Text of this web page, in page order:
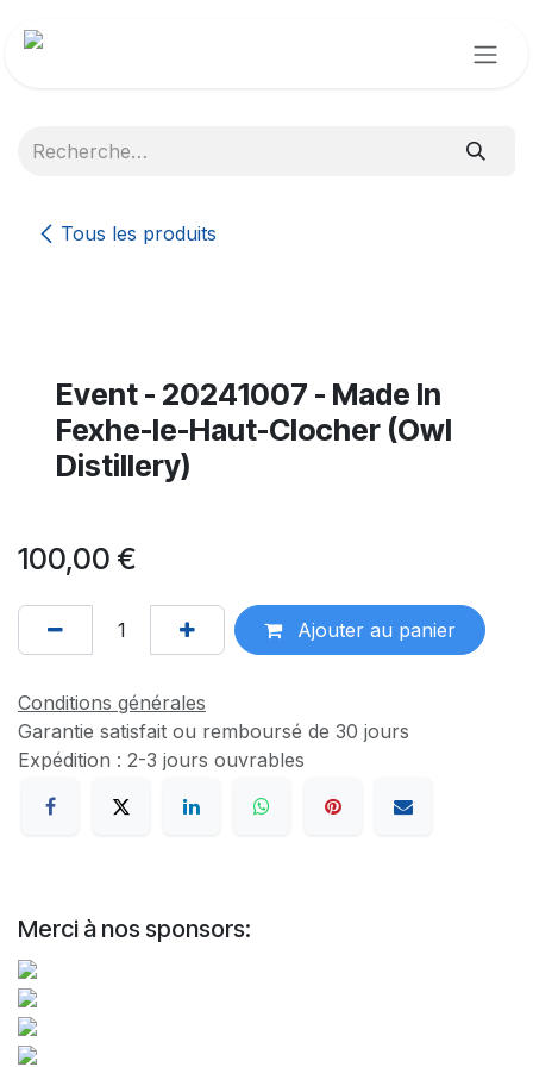
Tous les produits
Event - 20241007 - Made In
Fexhe-le-Haut-Clocher (Owl
Distillery)
100,00 €
Ajouter au panier
Conditions générales
Garantie satisfait ou remboursé de 30 jours
Expédition : 2-3 jours ouvrables
Merci à nos sponsors: